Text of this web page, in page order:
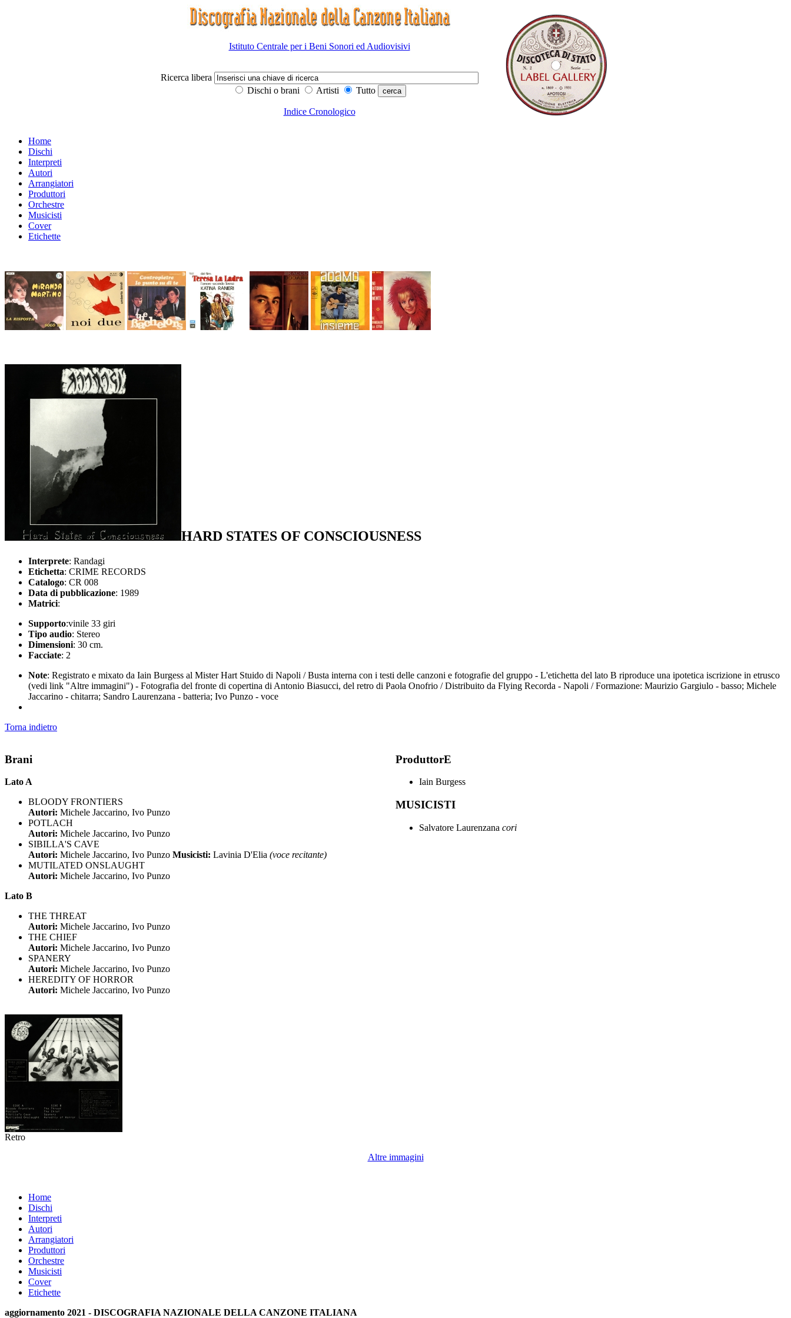
Istituto Centrale per i Beni Sonori ed Audiovisivi
Ricerca libera
Dischi o brani
Artisti Tutto
Indice Cronologico
Home
Dischi
Interpreti
Autori
Arrangiatori
Produttori
Orchestre
Musicisti
Cover
Etichette
HARD STATES OF CONSCIOUSNESS
Interprete: Randagi
Etichetta: CRIME RECORDS
Catalogo: CR 008
Data di pubblicazione: 1989
Matrici:
Supporto:vinile 33 giri
Tipo audio: Stereo
Dimensioni: 30 cm.
Facciate: 2
Note: Registrato e mixato da Iain Burgess al Mister Hart Stuido di Napoli / Busta interna con i testi delle canzoni e fotografie del gruppo - L'etichetta del lato B riproduce una ipotetica iscrizione in etrusco
(vedi link "Altre immagini") - Fotografia del fronte di copertina di Antonio Biasucci, del retro di Paola Onofrio / Distribuito da Flying Recorda - Napoli / Formazione: Maurizio Gargiulo - basso; Michele
Jaccarino - chitarra; Sandro Laurenzana - batteria; Ivo Punzo - voce
Torna indietro
Brani
Lato A
BLOODY FRONTIERS
Autori: Michele Jaccarino, Ivo Punzo
POTLACH
Autori: Michele Jaccarino, Ivo Punzo
SIBILLA'S CAVE
Autori: Michele Jaccarino, Ivo Punzo Musicisti: Lavinia D'Elia (voce recitante)
MUTILATED ONSLAUGHT
Autori: Michele Jaccarino, Ivo Punzo
Lato B
THE THREAT
Autori: Michele Jaccarino, Ivo Punzo
THE CHIEF
Autori: Michele Jaccarino, Ivo Punzo
SPANERY
Autori: Michele Jaccarino, Ivo Punzo
HEREDITY OF HORROR
Autori: Michele Jaccarino, Ivo Punzo
ProduttorE
Iain Burgess
MUSICISTI
Salvatore Laurenzana cori
Retro
Altre immagini
Home
Dischi
Interpreti
Autori
Arrangiatori
Produttori
Orchestre
Musicisti
Cover
Etichette
aggiornamento 2021 - DISCOGRAFIA NAZIONALE DELLA CANZONE ITALIANA